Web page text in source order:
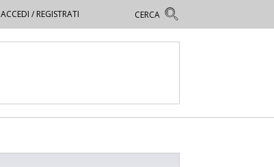
ACCEDI / REGISTRATI